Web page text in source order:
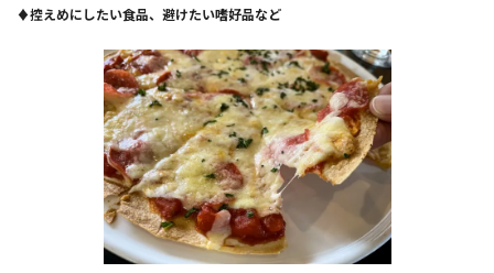
♦控えめにしたい食品、避けたい嗜好品など